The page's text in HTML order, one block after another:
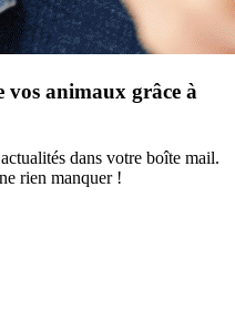
vos animaux grâce à
dans votre boîte mail.
rien manquer !